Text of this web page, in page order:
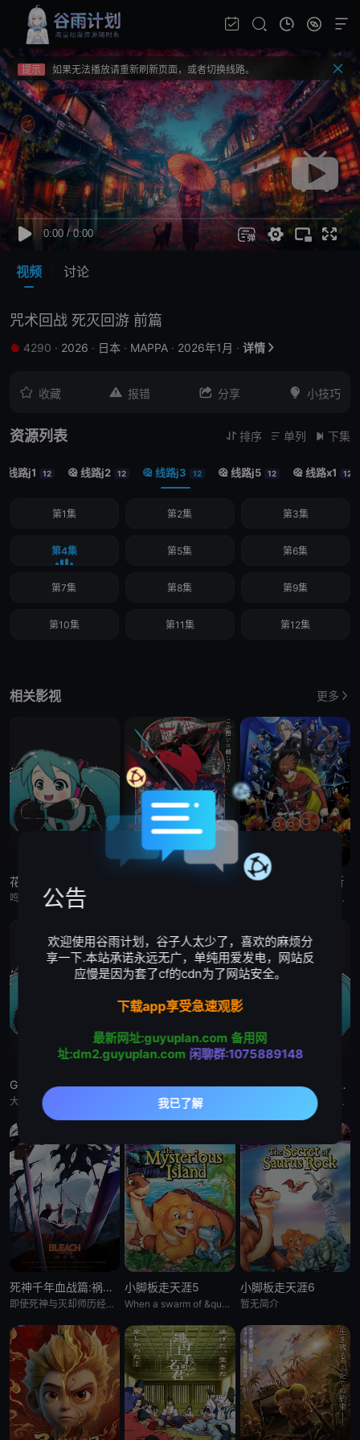
提示
视频载入速度跟网速有关，请耐心等待几秒钟。
提示
提示
如果无法播放请重新刷新页面，或者切换线路。
提示
视频载入速度跟网速有关，请耐心等待几秒钟。
提示
不要轻易相信视频中的广告，谨防上当受骗!
视频 讨论
咒术回战 死灭回游 前篇
 4290 · 2026 · 日本 · MAPPA · 2026年1月 · 详情 
 收藏  报错  分享  小技巧
资源列表  排序  单列  下集
线路j1 12  线路j2 12  线路j3 12  线路j5 12  线路x1 12
第1集 第2集 第3集
第4集 第5集 第6集
第7集 第8集 第9集
第10集 第11集 第12集
相关影视 更多
人造人009 涅墨西斯
自人造人战士诞生以来，他们在半个多世纪中，一直守护着人们免受种种威胁和平的敌人的侵袭。 然而，战斗仍在继续—— 而如今，一支由9名人造人组成的集团“涅墨西斯”出现了，他们坚信——仅凭009他们，
Grow Up Show :向日葵马戏团: Grow Up Show :向日葵马戏团: 恶女不才请多关照 :雏宫蝶鼠换身传:
这个故事起始于架空世界里名为「咏国」的虚构国度。为了培育下一任妃子，会从五大家族中各选一名少女进入宫殿——「雏宫」。进入后宫的少女成为雏女，在雏宫接受做为未来皇后的养成教育。 名门之一、美丽又睿智的
死神千年血战篇:祸进谭:动漫
即使死神与灭却师历经千年的血战尽头，毁灭的未来已隐约可见── &nbsp; &nbsp; &nbsp; &nbsp; &nbsp; &nbsp; &nbsp; &nbsp; &nbsp; &nbsp;
小脚板走天涯5
When a swarm of &quot;leaf-gobblers&quot; devours all
小脚板走天涯6
暂无简介
公告
欢迎使用谷雨计划，谷子人太少了，喜欢的麻烦分
享一下.本站承诺永远无广，单纯用爱发电，网站反
应慢是因为套了cf的cdn为了网站安全。
下载app享受急速观影
最新网址:guyuplan.com 备用网
址:dm2.guyuplan.com 闲聊群:1075889148